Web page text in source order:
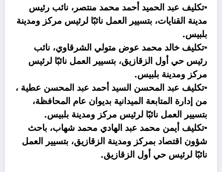
▪️تكليف عبد الحميد أحمد محمد منتصر، نائب رئيس
مدينة القنايات، بتسيير العمل نائبًا لرئيس مركز ومدينة
بلبيس.
▪️تكليف خالد محمد عوض متولي الشرقاوي، نائب
رئيس حي أول الزقازيق، بتسيير العمل نائبًا لرئيس
مركز ومدينة بلبيس.
▪️تكليف عبد المحسن السيد أحمد عبد المحسن عطية ،
من إدارة المتابعة الميدانية بديوان عام المحافظة،
بتسيير العمل نائبًا لرئيس مركز ومدينة بلبيس.
▪️تكليف أيمن محمد عبد الهادي محمد شهاب، باحث
شؤون اقتصاد بمركز ومدينة الزقازيق، بتسيير العمل
نائبًا لرئيس حي أول الزقازيق.